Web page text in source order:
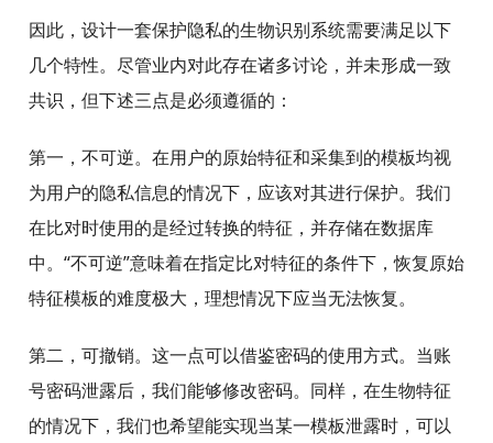
因此，设计一套保护隐私的生物识别系统需要满足以下
几个特性。尽管业内对此存在诸多讨论，并未形成一致
共识，但下述三点是必须遵循的：
第一，不可逆。在用户的原始特征和采集到的模板均视
为用户的隐私信息的情况下，应该对其进行保护。我们
在比对时使用的是经过转换的特征，并存储在数据库
中。“不可逆”意味着在指定比对特征的条件下，恢复原始
特征模板的难度极大，理想情况下应当无法恢复。
第二，可撤销。这一点可以借鉴密码的使用方式。当账
号密码泄露后，我们能够修改密码。同样，在生物特征
的情况下，我们也希望能实现当某一模板泄露时，可以